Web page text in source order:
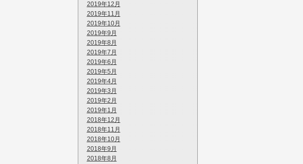
2019年12月
2019年11月
2019年10月
2019年9月
2019年8月
2019年7月
2019年6月
2019年5月
2019年4月
2019年3月
2019年2月
2019年1月
2018年12月
2018年11月
2018年10月
2018年9月
2018年8月